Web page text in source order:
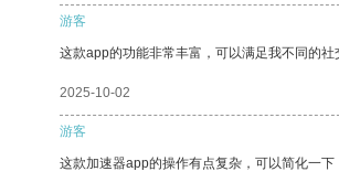
游客
这款app的功能非常丰富，可以满足我不同的社
2025-10-02
游客
这款加速器app的操作有点复杂，可以简化一下